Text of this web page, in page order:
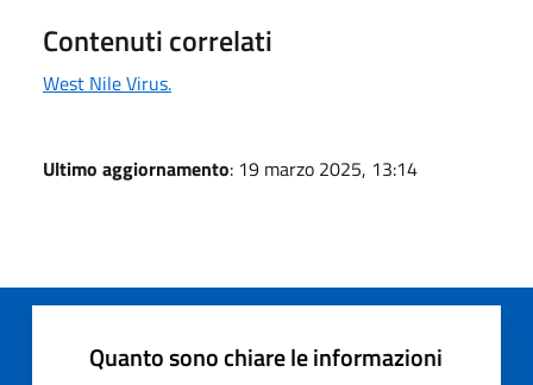
Contenuti correlati
West Nile Virus.
Ultimo aggiornamento: 19 marzo 2025, 13:14
Quanto sono chiare le informazioni